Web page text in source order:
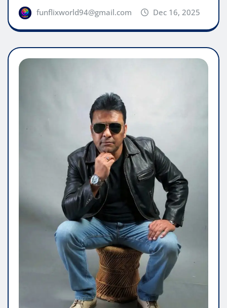
funflixworld94@gmail.com Dec 16, 2025